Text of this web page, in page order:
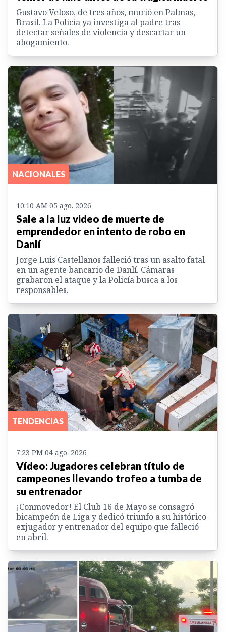
Gustavo Veloso, de tres años, murió en Palmas,
Brasil. La Policía ya investiga al padre tras
detectar señales de violencia y descartar un
ahogamiento.
NACIONALES
10:10 AM 05 ago. 2026
Sale a la luz video de muerte de
emprendedor en intento de robo en
Danlí
Jorge Luis Castellanos falleció tras un asalto fatal
en un agente bancario de Danlí. Cámaras
grabaron el ataque y la Policía busca a los
responsables.
TENDENCIAS
7:23 PM 04 ago. 2026
Vídeo: Jugadores celebran título de
campeones llevando trofeo a tumba de
su entrenador
¡Conmovedor! El Club 16 de Mayo se consagró
bicampeón de Liga y dedicó triunfo a su histórico
exjugador y entrenador del equipo que falleció
en abril.